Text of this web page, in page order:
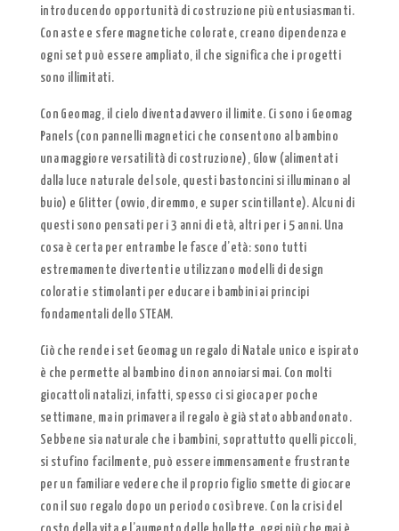
introducendo opportunità di costruzione più entusiasmanti.
Con aste e sfere magnetiche colorate, creano dipendenza e
ogni set può essere ampliato, il che significa che i progetti
sono illimitati.
Con Geomag, il cielo diventa davvero il limite. Ci sono i Geomag
Panels (con pannelli magnetici che consentono al bambino
una maggiore versatilità di costruzione), Glow (alimentati
dalla luce naturale del sole, questi bastoncini si illuminano al
buio) e Glitter (ovvio, diremmo, e super scintillante). Alcuni di
questi sono pensati per i 3 anni di età, altri per i 5 anni. Una
cosa è certa per entrambe le fasce d’età: sono tutti
estremamente divertenti e utilizzano modelli di design
colorati e stimolanti per educare i bambini ai principi
fondamentali dello STEAM.
Ciò che rende i set Geomag un regalo di Natale unico e ispirato
è che permette al bambino di non annoiarsi mai. Con molti
giocattoli natalizi, infatti, spesso ci si gioca per poche
settimane, ma in primavera il regalo è già stato abbandonato.
Sebbene sia naturale che i bambini, soprattutto quelli piccoli,
si stufino facilmente, può essere immensamente frustrante
per un familiare vedere che il proprio figlio smette di giocare
con il suo regalo dopo un periodo così breve. Con la crisi del